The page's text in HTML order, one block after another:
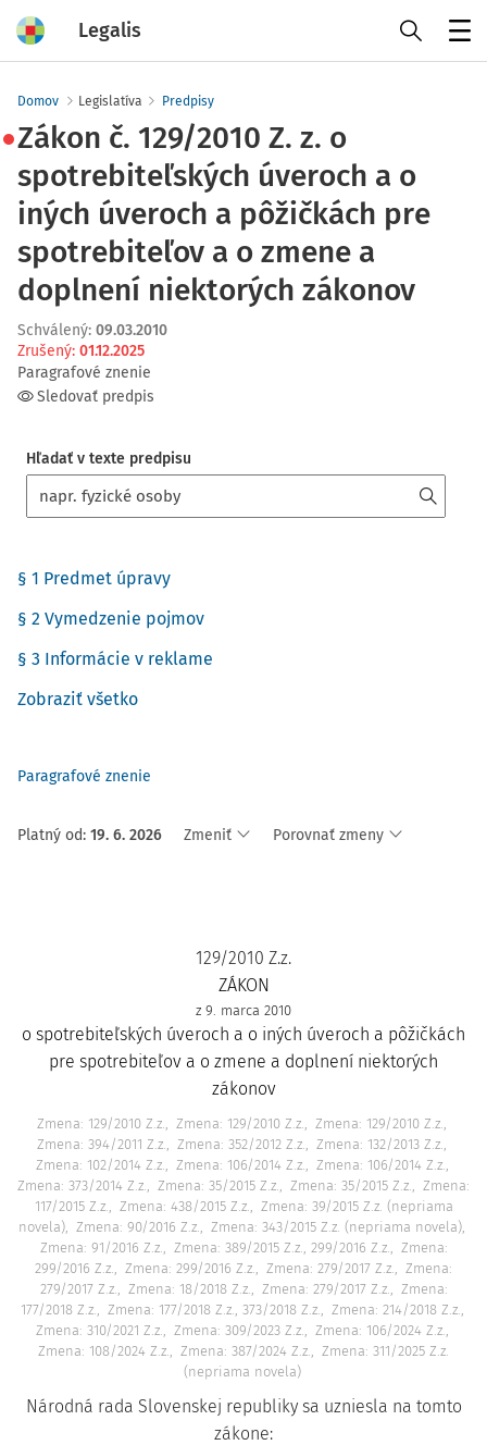
Legalis
Domov Legislatíva Predpisy
Zákon č. 129/2010 Z. z. o
spotrebiteľských úveroch a o
iných úveroch a pôžičkách pre
spotrebiteľov a o zmene a
doplnení niektorých zákonov
Schválený: 09.03.2010
Zrušený: 01.12.2025
Paragrafové znenie
Sledovať predpis
Hľadať v texte predpisu
§ 1 Predmet úpravy
§ 2 Vymedzenie pojmov
§ 3 Informácie v reklame
Zobraziť všetko
Paragrafové znenie
Platný od: 19. 6. 2026 Zmeniť Porovnať zmeny
129/2010 Z.z.
ZÁKON
z 9. marca 2010
o spotrebiteľských úveroch a o iných úveroch a pôžičkách
pre spotrebiteľov a o zmene a doplnení niektorých
zákonov
Zmena: 129/2010 Z.z. Zmena: 129/2010 Z.z.
Zmena: 129/2010 Z.z.
Zmena: 394/2011 Z.z.
Zmena: 352/2012 Z.z.
Zmena: 132/2013 Z.z.
Zmena: 102/2014 Z.z.
Zmena: 106/2014 Z.z.
Zmena: 106/2014 Z.z.
Zmena: 373/2014 Z.z.
Zmena: 35/2015 Z.z. Zmena: 35/2015 Z.z.
Zmena:
117/2015 Z.z.
Zmena: 438/2015 Z.z.
Zmena: 39/2015 Z.z. (nepriama
novela)
Zmena: 90/2016 Z.z.
Zmena: 343/2015 Z.z. (nepriama novela)
Zmena: 91/2016 Z.z.
Zmena: 389/2015 Z.z., 299/2016 Z.z.
Zmena:
299/2016 Z.z.
Zmena: 299/2016 Z.z. Zmena: 279/2017 Z.z.
Zmena:
279/2017 Z.z.
Zmena: 18/2018 Z.z. Zmena: 279/2017 Z.z.
Zmena:
177/2018 Z.z.
Zmena: 177/2018 Z.z., 373/2018 Z.z.
Zmena: 214/2018 Z.z.
Zmena: 310/2021 Z.z.
Zmena: 309/2023 Z.z.
Zmena: 106/2024 Z.z.
Zmena: 108/2024 Z.z.
Zmena: 387/2024 Z.z.
Zmena: 311/2025 Z.z.
(nepriama novela)
Národná rada Slovenskej republiky sa uzniesla na tomto
zákone: